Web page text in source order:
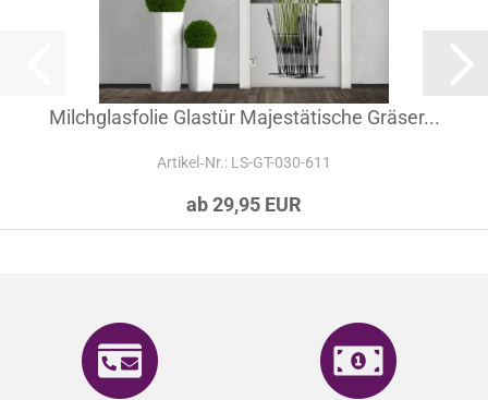
Milchglasfolie Glastür Majestätische Gräser...
Artikel‑Nr.: LS-GT-030-611
ab 29,95 EUR